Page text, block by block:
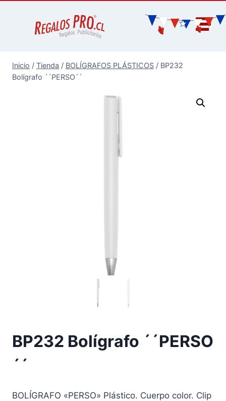
Inicio / Tienda / BOLÍGRAFOS PLÁSTICOS / BP232
Bolígrafo ´´PERSO´´
BP232 Bolígrafo ´´PERSO
´´
BOLÍGRAFO «PERSO» Plástico. Cuerpo color. Clip